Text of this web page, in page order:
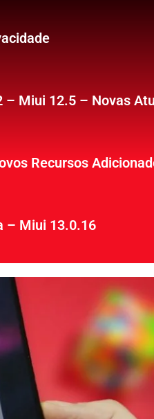
Miui 12.5 – Novas
Recursos
– Miui 13.0.16